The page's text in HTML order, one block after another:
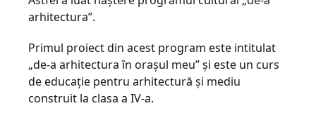
arhitectura”.
Primul proiect din acest program este intitulat
„de-a arhitectura în oraşul meu” şi este un curs
de educaţie pentru arhitectură şi mediu
construit la clasa a IV-a.